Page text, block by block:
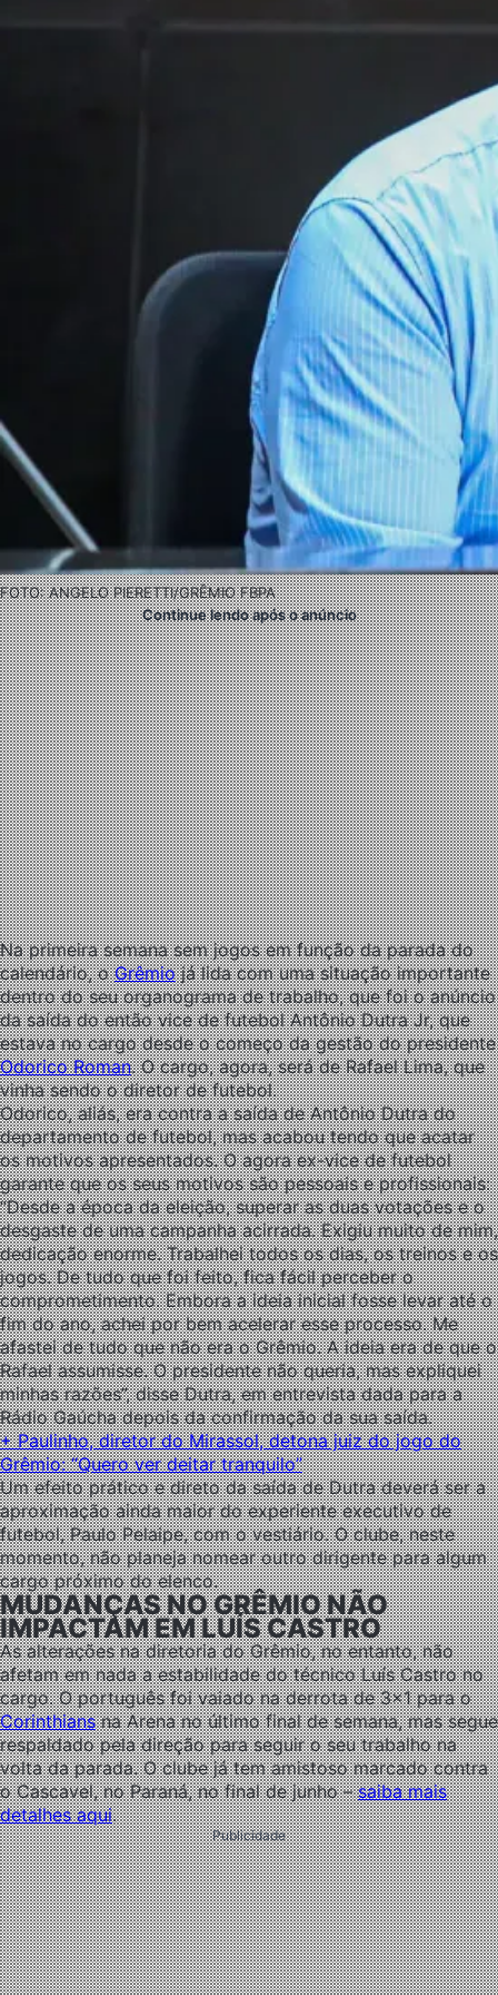
FOTO: ANGELO PIERETTI/GRÊMIO FBPA
Continue lendo após o anúncio
Na primeira semana sem jogos em função da parada do
calendário, oGrêmiojá lida com uma situação importante
dentro do seu organograma de trabalho, que foi o anúncio
da saída do então vice de futebol Antônio Dutra Jr, que
estava no cargo desde o começo da gestão do presidente
Odorico Roman. O cargo, agora, será de Rafael Lima, que
vinha sendo o diretor de futebol.
Odorico, aliás, era contra a saída de Antônio Dutra do
departamento de futebol, mas acabou tendo que acatar
os motivos apresentados. O agora ex-vice de futebol
garante que os seus motivos são pessoais e profissionais:
“Desde a época da eleição, superar as duas votações e o
desgaste de uma campanha acirrada. Exigiu muito de mim,
dedicação enorme. Trabalhei todos os dias, os treinos e os
jogos. De tudo que foi feito, fica fácil perceber o
comprometimento. Embora a ideia inicial fosse levar até o
fim do ano, achei por bem acelerar esse processo. Me
afastei de tudo que não era o Grêmio. A ideia era de que o
Rafael assumisse. O presidente não queria, mas expliquei
minhas razões”, disse Dutra, em entrevista dada para a
Rádio Gaúcha depois da confirmação da sua saída.
+ Paulinho, diretor do Mirassol, detona juiz do jogo do
Grêmio: “Quero ver deitar tranquilo”
Um efeito prático e direto da saída de Dutra deverá ser a
aproximação ainda maior do experiente executivo de
futebol, Paulo Pelaipe, com o vestiário. O clube, neste
momento, não planeja nomear outro dirigente para algum
cargo próximo do elenco.
MUDANÇAS NO GRÊMIO NÃO
IMPACTAM EM LUÍS CASTRO
As alterações na diretoria do Grêmio, no entanto, não
afetam em nada a estabilidade do técnico Luís Castro no
cargo. O português foi vaiado na derrota de 3×1 para o
Corinthiansna Arena no último final de semana, mas segue
respaldado pela direção para seguir o seu trabalho na
volta da parada. O clube já tem amistoso marcado contra
o Cascavel, no Paraná, no final de junho –saiba mais
detalhes aqui.
Publicidade